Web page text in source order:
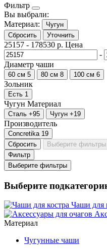
Фильтр
Вы выбрали:
Материал:
Чугун
Сбросить
Уточнить
25157 - 178530 р. Цена
-
Диаметр чаши
60 см 5 80 см 8 100 см 6
Зольник
Есть 1
Чугун Материал
Сталь +95 Чугун +19
Производитель
Concretika 19
Сбросить
Выберите фильтры
Фильтр
Выберите фильтры
Выберите
Чаши для
Материал
Чугунные чаши